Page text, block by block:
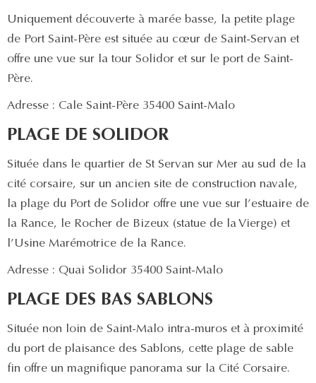
Uniquement découverte à marée basse, la petite plage
de Port Saint-Père est située au cœur de Saint-Servan et
offre une vue sur la tour Solidor et sur le port de Saint-
Père.
Adresse : Cale Saint-Père 35400 Saint-Malo
PLAGE DE SOLIDOR
Située dans le quartier de St Servan sur Mer au sud de la
cité corsaire, sur un ancien site de construction navale,
la plage du Port de Solidor offre une vue sur l’estuaire de
la Rance, le Rocher de Bizeux (statue de la Vierge) et
l’Usine Marémotrice de la Rance.
Adresse : Quai Solidor 35400 Saint-Malo
PLAGE DES BAS SABLONS
Située non loin de Saint-Malo intra-muros et à proximité
du port de plaisance des Sablons, cette plage de sable
fin offre un magnifique panorama sur la Cité Corsaire.